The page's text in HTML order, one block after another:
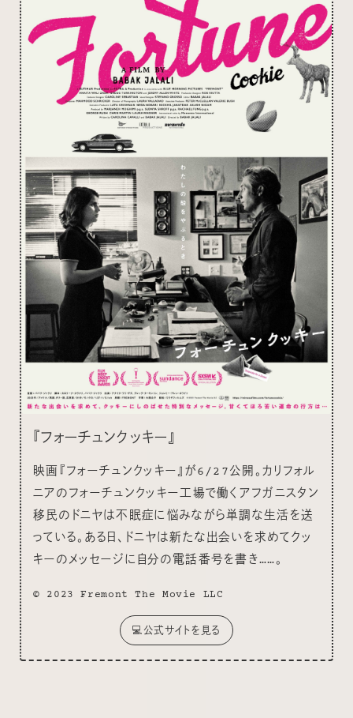
『フォーチュンクッキー』
映画『フォーチュンクッキー』が6/27公開。カリフォル
ニアのフォーチュンクッキー工場で働くアフガニスタン
移民のドニヤは不眠症に悩みながら単調な生活を送
っている。ある日、ドニヤは新たな出会いを求めてクッ
キーのメッセージに自分の電話番号を書き……。
© 2023 Fremont The Movie LLC
💻公式サイトを見る